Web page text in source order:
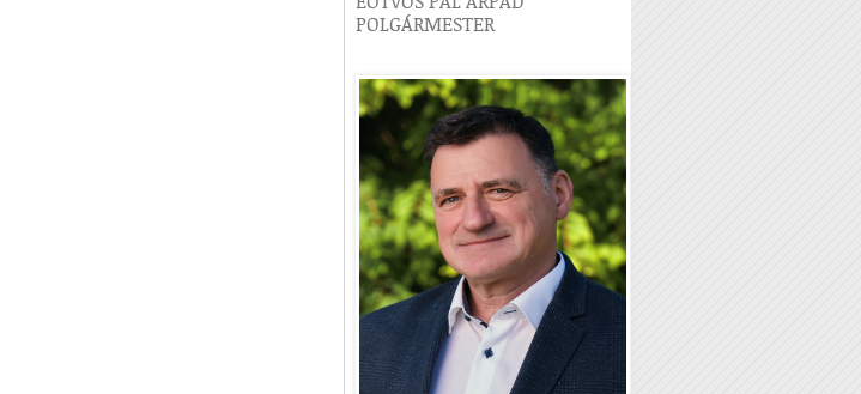
POLGÁRMESTER